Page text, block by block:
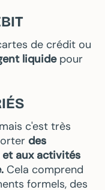
de crédit ou
liquidepour
c'est très
des
aux activités
Cela comprend
formels, des